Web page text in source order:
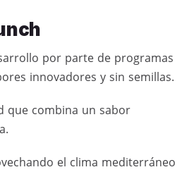
por parte de programas
innovadores y sin semillas.
que combina un sabor
el clima mediterráneo